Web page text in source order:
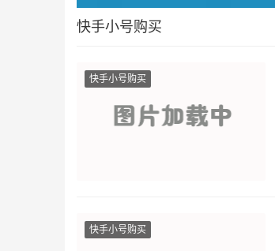
快手小号购买
快手小号购买
快手小号购买